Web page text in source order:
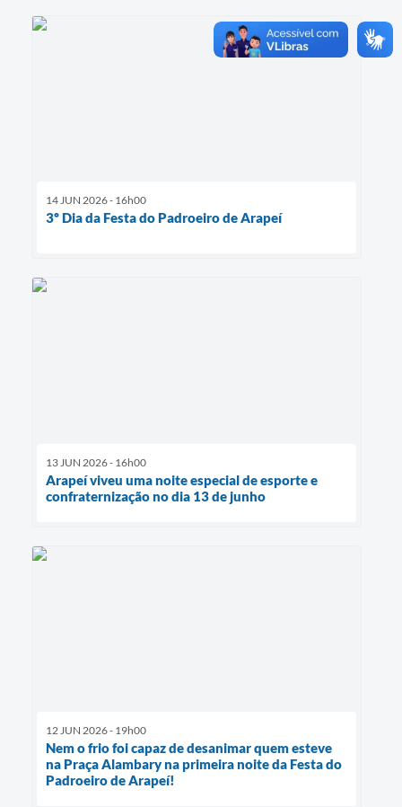
14 JUN 2026 - 16h00
3º Dia da Festa do Padroeiro de Arapeí
13 JUN 2026 - 16h00
Arapeí viveu uma noite especial de esporte e
confraternização no dia 13 de junho
12 JUN 2026 - 19h00
Nem o frio foi capaz de desanimar quem esteve
na Praça Alambary na primeira noite da Festa do
Padroeiro de Arapeí!